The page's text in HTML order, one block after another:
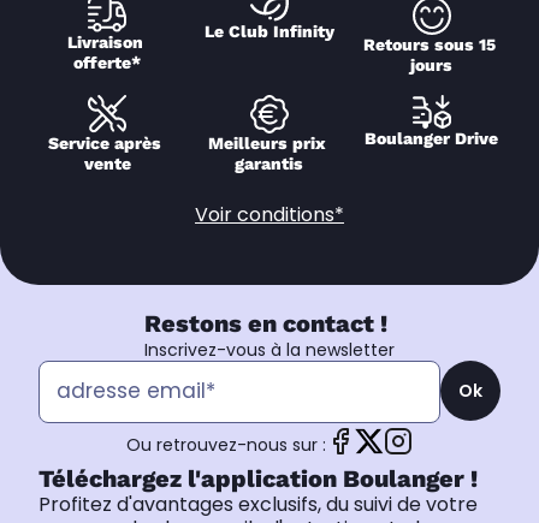
Livraison
offerte*
Le Club Infinity
Retours sous 15
jours
Service après
vente
Meilleurs prix
garantis
Boulanger Drive
Voir conditions*
Restons en contact !
Inscrivez-vous à la newsletter
Ok
Ou retrouvez-nous sur :
Téléchargez l'application Boulanger !
Profitez d'avantages exclusifs, du suivi de votre